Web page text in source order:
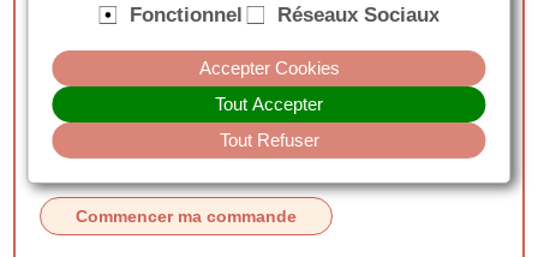
d'oranger 10p
- pâte sucrée
- biscuit moelleux amandes
- croustillant praliné pistaches et fleur de sel
- crème légère fleur d'oranger
Commencer ma commande
Fonctionnel Réseaux Sociaux
Accepter Cookies
Tout Accepter
Tout Refuser